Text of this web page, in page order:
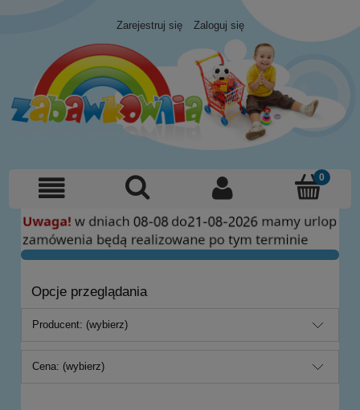
Zarejestruj się Zaloguj się
Opcje przeglądania
Producent: (wybierz)
Cena: (wybierz)